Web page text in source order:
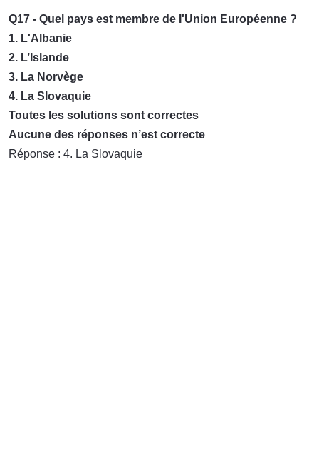
Q17 - Quel pays est membre de I'Union Européenne ?
1. L'Albanie
2. L’Islande
3. La Norvège
4. La Slovaquie
Toutes les solutions sont correctes
Aucune des réponses n’est correcte
Réponse : 4. La Slovaquie